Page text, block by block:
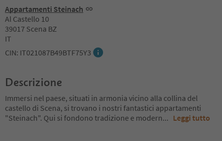
Appartamenti Steinach
Al Castello 10
39017 Scena BZ
IT
CIN: IT021087B49BTF75Y3
Descrizione
Immersi nel paese, situati in armonia vicino alla collina del
castello di Scena, si trovano i nostri fantastici appartamenti
"Steinach". Qui si fondono tradizione e modern... Leggi tutto